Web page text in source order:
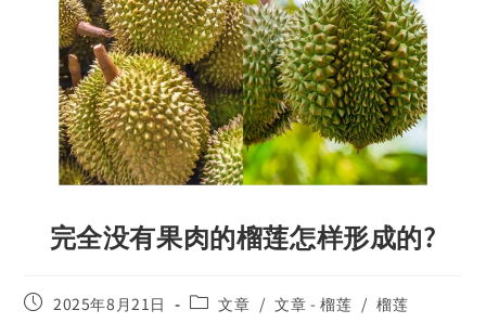
完全没有果肉的榴莲怎样形成的?
2025年8月21日 文章 / 文章 - 榴莲 / 榴莲